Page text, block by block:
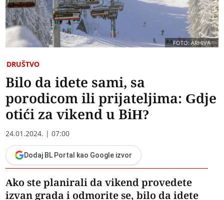
FOTO: ARHIVA
DRUŠTVO
Bilo da idete sami, sa
porodicom ili prijateljima: Gdje
otići za vikend u BiH?
24.01.2024. | 07:00
Dodaj BL Portal kao Google izvor
Ako ste planirali da vikend provedete
izvan grada i odmorite se, bilo da idete